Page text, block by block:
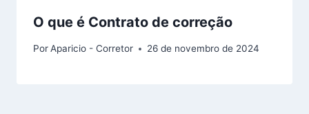
O que é Contrato de correção
PorAparicio - Corretor 26 de novembro de 2024